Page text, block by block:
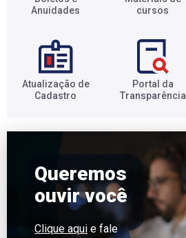
Anuidades​
cursos​
Atualização de
Cadastro​
Portal da
Transparência​
Queremos
ouvir você
Clique aqui e fale